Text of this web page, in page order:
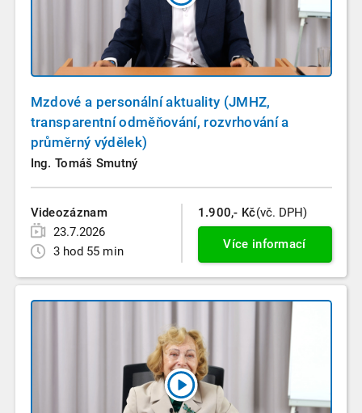
Mzdové a personální aktuality (JMHZ,
transparentní odměňování, rozvrhování a
průměrný výdělek)
Ing. Tomáš Smutný
Videozáznam
23.7.2026
3 hod 55 min
1.900,- Kč(vč. DPH)
Více informací